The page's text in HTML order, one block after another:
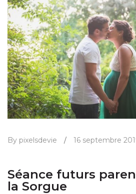
By pixelsdevie / 16 septembre
Séance futurs
la Sorgue